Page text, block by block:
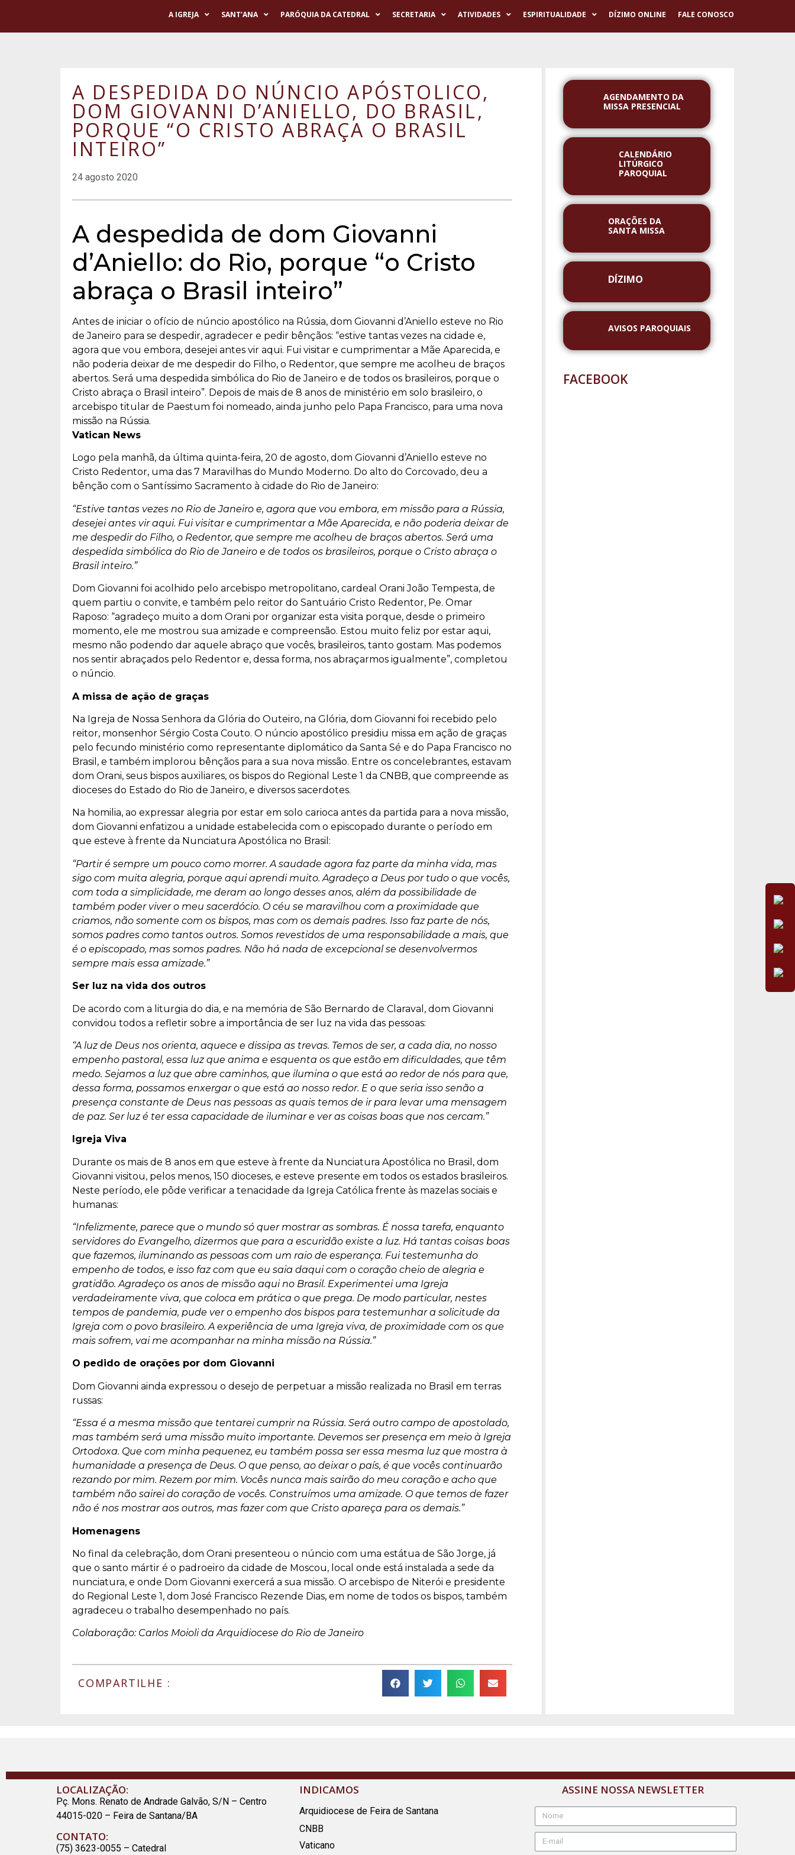
A IGREJA SANT’ANA PARÓQUIA DA CATEDRAL SECRETARIA ATIVIDADES ESPIRITUALIDADE DÍZIMO ONLINE FALE CONOSCO
A DESPEDIDA DO NÚNCIO APÓSTOLICO,
DOM GIOVANNI D’ANIELLO, DO BRASIL,
PORQUE “O CRISTO ABRAÇA O BRASIL
INTEIRO”
24 agosto 2020
A despedida de dom Giovanni
d’Aniello: do Rio, porque “o Cristo
abraça o Brasil inteiro”
Antes de iniciar o ofício de núncio apostólico na Rússia, dom Giovanni d’Aniello esteve no Rio
de Janeiro para se despedir, agradecer e pedir bênçãos: “estive tantas vezes na cidade e,
agora que vou embora, desejei antes vir aqui. Fui visitar e cumprimentar a Mãe Aparecida, e
não poderia deixar de me despedir do Filho, o Redentor, que sempre me acolheu de braços
abertos. Será uma despedida simbólica do Rio de Janeiro e de todos os brasileiros, porque o
Cristo abraça o Brasil inteiro”. Depois de mais de 8 anos de ministério em solo brasileiro, o
arcebispo titular de Paestum foi nomeado, ainda junho pelo Papa Francisco, para uma nova
missão na Rússia.
Vatican News
Logo pela manhã, da última quinta-feira, 20 de agosto, dom Giovanni d’Aniello esteve no
Cristo Redentor, uma das 7 Maravilhas do Mundo Moderno. Do alto do Corcovado, deu a
bênção com o Santíssimo Sacramento à cidade do Rio de Janeiro:
“Estive tantas vezes no Rio de Janeiro e, agora que vou embora, em missão para a Rússia,
desejei antes vir aqui. Fui visitar e cumprimentar a Mãe Aparecida, e não poderia deixar de
me despedir do Filho, o Redentor, que sempre me acolheu de braços abertos. Será uma
despedida simbólica do Rio de Janeiro e de todos os brasileiros, porque o Cristo abraça o
Brasil inteiro.”
Dom Giovanni foi acolhido pelo arcebispo metropolitano, cardeal Orani João Tempesta, de
quem partiu o convite, e também pelo reitor do Santuário Cristo Redentor, Pe. Omar
Raposo: “agradeço muito a dom Orani por organizar esta visita porque, desde o primeiro
momento, ele me mostrou sua amizade e compreensão. Estou muito feliz por estar aqui,
mesmo não podendo dar aquele abraço que vocês, brasileiros, tanto gostam. Mas podemos
nos sentir abraçados pelo Redentor e, dessa forma, nos abraçarmos igualmente”, completou
o núncio.
A missa de ação de graças
Na Igreja de Nossa Senhora da Glória do Outeiro, na Glória, dom Giovanni foi recebido pelo
reitor, monsenhor Sérgio Costa Couto. O núncio apostólico presidiu missa em ação de graças
pelo fecundo ministério como representante diplomático da Santa Sé e do Papa Francisco no
Brasil, e também implorou bênçãos para a sua nova missão. Entre os concelebrantes, estavam
dom Orani, seus bispos auxiliares, os bispos do Regional Leste 1 da CNBB, que compreende as
dioceses do Estado do Rio de Janeiro, e diversos sacerdotes.
Na homilia, ao expressar alegria por estar em solo carioca antes da partida para a nova missão,
dom Giovanni enfatizou a unidade estabelecida com o episcopado durante o período em
que esteve à frente da Nunciatura Apostólica no Brasil:
“Partir é sempre um pouco como morrer. A saudade agora faz parte da minha vida, mas
sigo com muita alegria, porque aqui aprendi muito. Agradeço a Deus por tudo o que vocês,
com toda a simplicidade, me deram ao longo desses anos, além da possibilidade de
também poder viver o meu sacerdócio. O céu se maravilhou com a proximidade que
criamos, não somente com os bispos, mas com os demais padres. Isso faz parte de nós,
somos padres como tantos outros. Somos revestidos de uma responsabilidade a mais, que
é o episcopado, mas somos padres. Não há nada de excepcional se desenvolvermos
sempre mais essa amizade.”
Ser luz na vida dos outros
De acordo com a liturgia do dia, e na memória de São Bernardo de Claraval, dom Giovanni
convidou todos a refletir sobre a importância de ser luz na vida das pessoas:
“A luz de Deus nos orienta, aquece e dissipa as trevas. Temos de ser, a cada dia, no nosso
empenho pastoral, essa luz que anima e esquenta os que estão em dificuldades, que têm
medo. Sejamos a luz que abre caminhos, que ilumina o que está ao redor de nós para que,
dessa forma, possamos enxergar o que está ao nosso redor. E o que seria isso senão a
presença constante de Deus nas pessoas as quais temos de ir para levar uma mensagem
de paz. Ser luz é ter essa capacidade de iluminar e ver as coisas boas que nos cercam.”
Igreja Viva
Durante os mais de 8 anos em que esteve à frente da Nunciatura Apostólica no Brasil, dom
Giovanni visitou, pelos menos, 150 dioceses, e esteve presente em todos os estados brasileiros.
Neste período, ele pôde verificar a tenacidade da Igreja Católica frente às mazelas sociais e
humanas:
“Infelizmente, parece que o mundo só quer mostrar as sombras. É nossa tarefa, enquanto
servidores do Evangelho, dizermos que para a escuridão existe a luz. Há tantas coisas boas
que fazemos, iluminando as pessoas com um raio de esperança. Fui testemunha do
empenho de todos, e isso faz com que eu saia daqui com o coração cheio de alegria e
gratidão. Agradeço os anos de missão aqui no Brasil. Experimentei uma Igreja
verdadeiramente viva, que coloca em prática o que prega. De modo particular, nestes
tempos de pandemia, pude ver o empenho dos bispos para testemunhar a solicitude da
Igreja com o povo brasileiro. A experiência de uma Igreja viva, de proximidade com os que
mais sofrem, vai me acompanhar na minha missão na Rússia.”
O pedido de orações por dom Giovanni
Dom Giovanni ainda expressou o desejo de perpetuar a missão realizada no Brasil em terras
russas:
“Essa é a mesma missão que tentarei cumprir na Rússia. Será outro campo de apostolado,
mas também será uma missão muito importante. Devemos ser presença em meio à Igreja
Ortodoxa. Que com minha pequenez, eu também possa ser essa mesma luz que mostra à
humanidade a presença de Deus. O que penso, ao deixar o país, é que vocês continuarão
rezando por mim. Rezem por mim. Vocês nunca mais sairão do meu coração e acho que
também não sairei do coração de vocês. Construímos uma amizade. O que temos de fazer
não é nos mostrar aos outros, mas fazer com que Cristo apareça para os demais.”
Homenagens
No final da celebração, dom Orani presenteou o núncio com uma estátua de São Jorge, já
que o santo mártir é o padroeiro da cidade de Moscou, local onde está instalada a sede da
nunciatura, e onde Dom Giovanni exercerá a sua missão. O arcebispo de Niterói e presidente
do Regional Leste 1, dom José Francisco Rezende Dias, em nome de todos os bispos, também
agradeceu o trabalho desempenhado no país.
Colaboração: Carlos Moioli da Arquidiocese do Rio de Janeiro
COMPARTILHE :
AGENDAMENTO DA
MISSA PRESENCIAL
CALENDÁRIO
LITÚRGICO
PAROQUIAL
ORAÇÕES DA
SANTA MISSA
DÍZIMO
AVISOS PAROQUIAIS
FACEBOOK
LOCALIZAÇÃO:
Pç. Mons. Renato de Andrade Galvão, S/N – Centro
44015-020 – Feira de Santana/BA
CONTATO:
(75) 3623-0055 – Catedral
INDICAMOS
Arquidiocese de Feira de Santana
CNBB
Vaticano
ASSINE NOSSA NEWSLETTER